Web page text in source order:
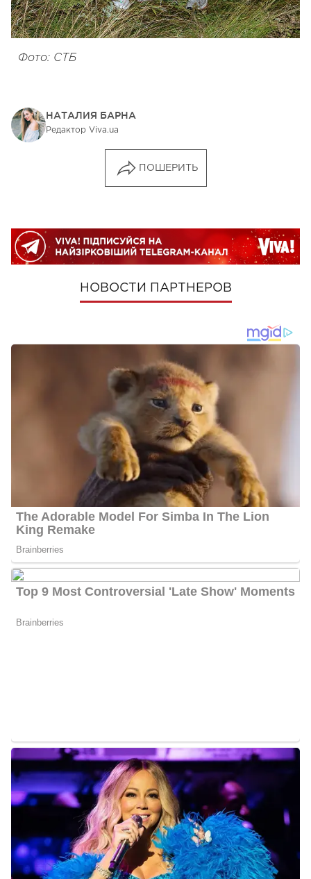
Фото: СТБ
НАТАЛИЯ БАРНА
Редактор Viva.ua
ПОШЕРИТЬ
НОВОСТИ ПАРТНЕРОВ